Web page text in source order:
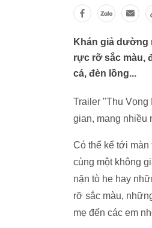
Khán giả dường
rực rỡ sắc màu,
cá, đèn lồng...
Trailer "Thu Vọng
gian, mang nhiều
Có thể kể tới
cùng một không
nặn tò he hay
rỡ sắc màu,
mẹ đến các em